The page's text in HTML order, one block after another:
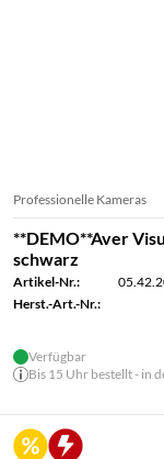
Professionelle Kameras
**DEMO**Aver
schwarz
Artikel-Nr.:
Herst.-Art.-Nr.:
Verfügbar
Bis 15 Uhr bestellt - in